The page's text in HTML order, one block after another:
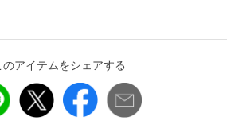
のアイテムをシェアする